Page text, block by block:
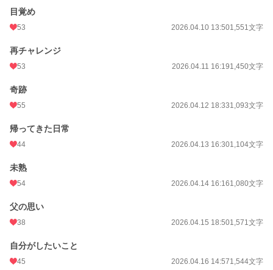
目覚め
53 2026.04.10 13:501,551文字
再チャレンジ
53 2026.04.11 16:191,450文字
奇跡
55 2026.04.12 18:331,093文字
帰ってきた日常
44 2026.04.13 16:301,104文字
未熟
54 2026.04.14 16:161,080文字
父の思い
38 2026.04.15 18:501,571文字
自分がしたいこと
45 2026.04.16 14:571,544文字